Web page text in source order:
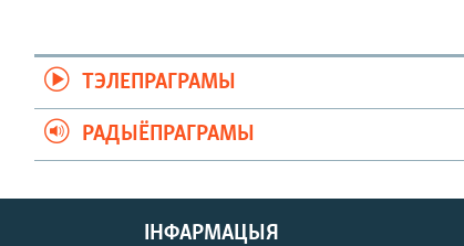
ТЭЛЕПРАГРАМЫ
РАДЫЁПРАГРАМЫ
ІНФАРМАЦЫЯ